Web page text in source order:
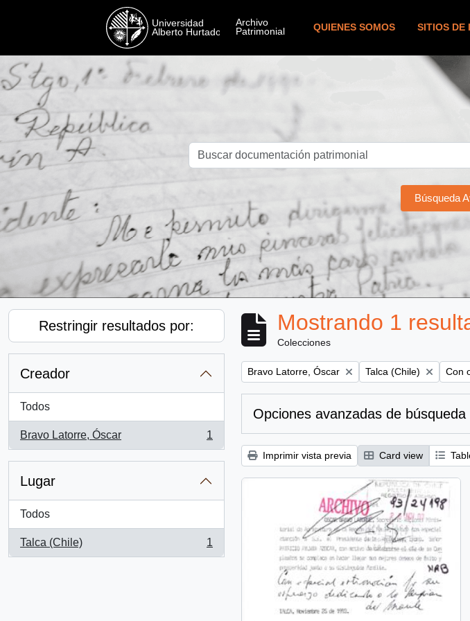
QUIENES SOMOS SITIOS DE
Búsqueda
Restringir resultados por:
Creador
Todos
Bravo Latorre, Óscar
, 1 resultados
1
Lugar
Todos
Talca (Chile)
, 1 resultados
1
Mostrando 1
Colecciones
Remove filter:
Bravo Latorre, Óscar Remove filter:
Talca (Chile) Con
Opciones avanzadas de búsqueda
Imprimir vista previa Card view